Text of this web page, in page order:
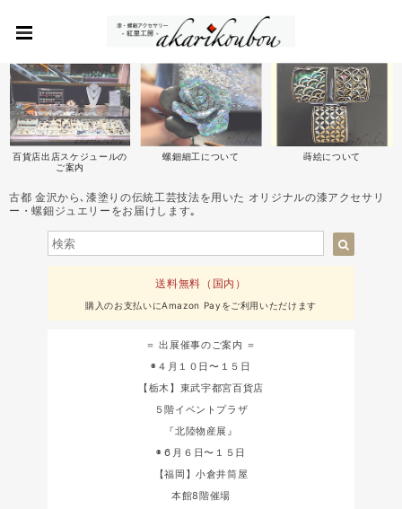
百貨店出店スケジュールの
ご案内
螺鈿細工について 蒔絵について
古都 金沢から､漆塗りの伝統工芸技法を用いた オリジナルの漆アクセサリ
ー・螺鈿ジュエリーをお届けします｡
送料無料（国内）
購入のお支払いにAmazon Payをご利用いただけます
＝ 出展催事のご案内 ＝
◉４月１０日〜１５日
【栃木】東武宇都宮百貨店
５階イベントプラザ
『北陸物産展』
◉６月６日〜１５日
【福岡】小倉井筒屋
本館8階催場